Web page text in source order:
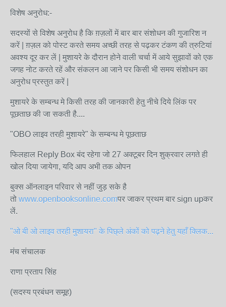
विशेष अनुरोध:-
सदस्यों से विशेष अनुरोध है कि ग़ज़लों में बार बार संशोधन की गुजारिश न
करें | ग़ज़ल को पोस्ट करते समय अच्छी तरह से पढ़कर टंकण की त्रुटियां
अवश्य दूर कर लें | मुशायरे के दौरान होने वाली चर्चा में आये सुझावों को एक
जगह नोट करते रहें और संकलन आ जाने पर किसी भी समय संशोधन का
अनुरोध प्रस्तुत करें |
मुशायरे के सम्बन्ध मे किसी तरह की जानकारी हेतु नीचे दिये लिंक पर
पूछताछ की जा सकती है....
"OBO लाइव तरही मुशायरे" के सम्बन्ध मे पूछताछ
फिलहाल Reply Box बंद रहेगा जो 27 अक्टूबर दिन शुक्रवार लगते ही
खोल दिया जायेगा, यदि आप अभी तक ओपन
बुक्स ऑनलाइन परिवार से नहीं जुड़ सके है
तो www.openbooksonline.comपर जाकर प्रथम बार sign upकर
लें.
"ओ बी ओ लाइव तरही मुशायरा" के पिछ्ले अंकों को पढ़ने हेतु यहाँ क्लिक...
मंच संचालक
राणा प्रताप सिंह
(सदस्य प्रबंधन समूह)